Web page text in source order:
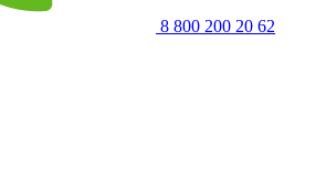
8 800 200 20 62